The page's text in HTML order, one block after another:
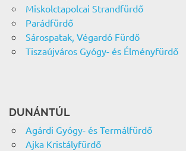
Miskolctapolcai Strandfürdő
Parádfürdő
Sárospatak, Végardó Fürdő
Tiszaújváros Gyógy- és Élményfürdő
DUNÁNTÚL
Agárdi Gyógy- és Termálfürdő
Ajka Kristályfürdő